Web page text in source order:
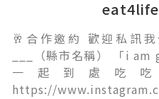
🥂合作邀約 歡迎私訊
___（縣市名稱） 「i
一起到處吃
https://